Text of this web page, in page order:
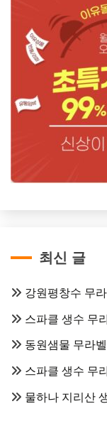
최신 글
강원평창수 무
스파클 생수 무
동원샘물 무라
스파클 생수 무
물하나 지리산